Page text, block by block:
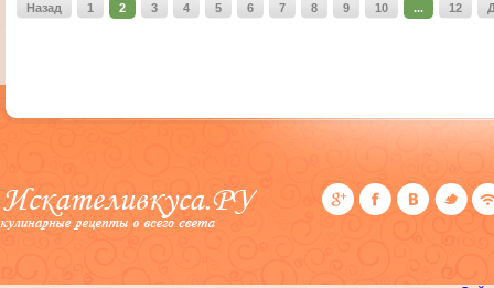
Назад 1 2 3 4 5 6 7 8 9 10 ... 12